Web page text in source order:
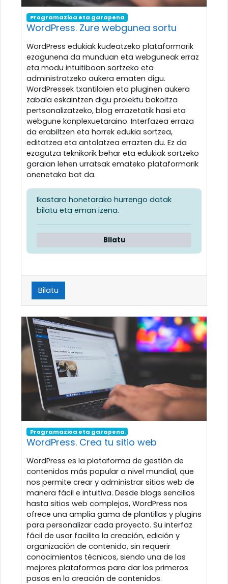
Programazioa eta garapena
WordPress. Zure webgunea sortu
WordPress edukiak kudeatzeko plataformarik
ezagunena da munduan eta webguneak erraz
eta modu intuitiboan sortzeko eta
administratzeko aukera ematen digu.
WordPressek txantiloien eta pluginen aukera
zabala eskaintzen digu proiektu bakoitza
pertsonalizatzeko, blog errazetatik hasi eta
webgune konplexuetaraino. Interfazea erraza
da erabiltzen eta horrek edukia sortzea,
editatzea eta antolatzea errazten du. Ez da
ezagutza teknikorik behar eta edukiak sortzeko
garaian lehen urratsak emateko plataformarik
onenetako bat da.
Ikastaro honetarako hurrengo datak
bilatu eta eman izena.
Bilatu
Bilatu
Programazioa eta garapena
WordPress. Crea tu sitio web
WordPress es la plataforma de gestión de
contenidos más popular a nivel mundial, que
nos permite crear y administrar sitios web de
manera fácil e intuitiva. Desde blogs sencillos
hasta sitios web complejos, WordPress nos
ofrece una amplia gama de plantillas y plugins
para personalizar cada proyecto. Su interfaz
fácil de usar facilita la creación, edición y
organización de contenido, sin requerir
conocimientos técnicos, siendo una de las
mejores plataformas para dar los primeros
pasos en la creación de contenidos.